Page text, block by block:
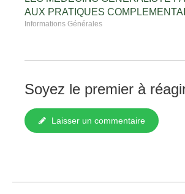
AUX PRATIQUES
Informations Générales
Soyez le premier à
Laisser un commentaire